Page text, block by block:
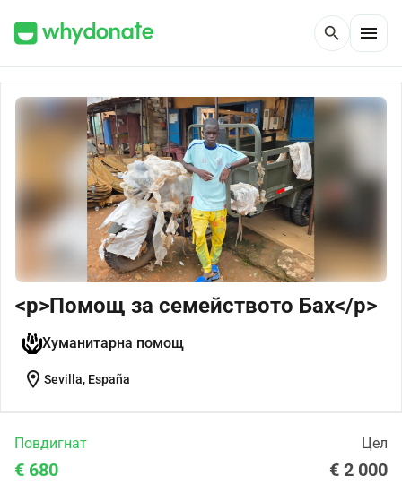
search menu
<p>Помощ за семейството Бах</p>
Хуманитарна помощ
location_on Sevilla, España
Повдигнат Цел
€ 680 € 2 000